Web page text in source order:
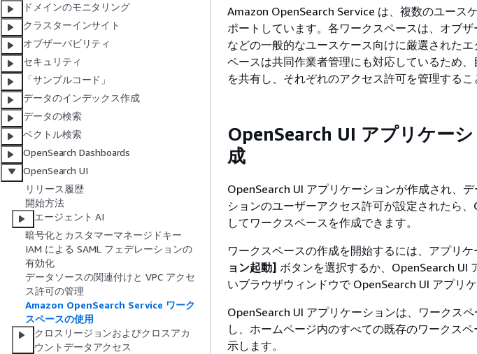
ドメインのモニタリング
クラスターインサイト
オブザーバビリティ
セキュリティ
「サンプルコード」
データのインデックス作成
データの検索
ベクトル検索
OpenSearch Dashboards
OpenSearch UI
リリース履歴
開始方法
エージェント AI
暗号化とカスタマーマネージドキー
IAM による SAML フェデレーションの
有効化
データソースの関連付けと VPC アクセ
ス許可の管理
Amazon OpenSearch Service ワーク
スペースの使用
クロスリージョンおよびクロスアカ
ウントデータアクセス
Amazon OpenSearch Service は、複数のユース
ポートしています。各ワークスペースは、オブ
などの一般的なユースケース向けに厳選された
ペースは共同作業者管理にも対応しているため
を共有し、それぞれのアクセス許可を管理するこ
OpenSearch UI アプリケー
成
OpenSearch UI アプリケーションが作成され、
ションのユーザーアクセス許可が設定されたら
してワークスペースを作成できます。
ワークスペースの作成を開始するには、アプリ
ョン起動] ボタンを選択するか、OpenSearch UI
いブラウザウィンドウで OpenSearch UI アプリ
OpenSearch UI アプリケーションは、ワークス
し、ホームページ内のすべての既存のワークス
示します。